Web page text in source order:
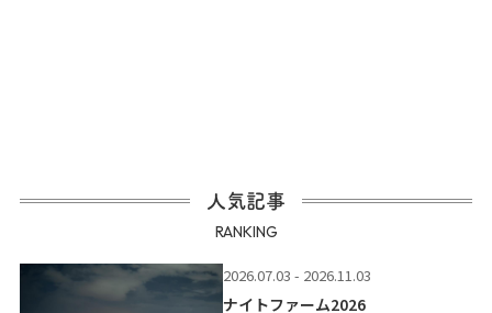
人気記事
RANKING
2026.07.03 - 2026.11.03
ナイトファーム2026